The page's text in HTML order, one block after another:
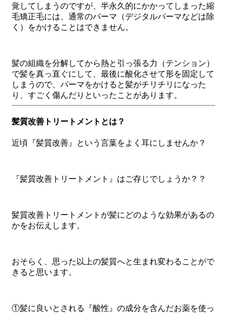
覚してしまうのですが、半永久的にかかってしまった縮
毛矯正毛には、通常のパーマ（デジタルパーマなどは除
く）をかけることはできません。
髪の組織を分解してから熱と引っ張る力（テンション）
で髪を真っ直ぐにして、最後に酸化させて形を固定して
しまうので、パーマをかけると髪がチリチリになった
り、すごく傷んだりといったことがあります。
髪質改善トリートメントとは？
近頃『髪質改善』という言葉をよく耳にしませんか？
『髪質改善トリートメント』はご存じでしょうか？？
髪質改善トリートメントが髪にどのような効果があるの
かをお伝えします。
おそらく、思った以上の髪質へと生まれ変わることがで
きると思います。
①髪に良いとされる『酸性』の成分を含んだお薬を使っ